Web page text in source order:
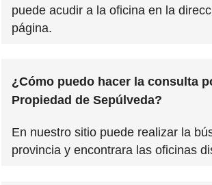
puede acudir a la oficina en la
página.
¿Cómo puedo hacer la consulta
Propiedad de Sepúlveda?
En nuestro sitio puede realizar la
provincia y encontrara las oficinas